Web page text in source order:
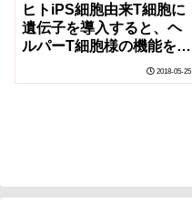
ヒトiPS細胞由来T細胞に
遺伝子を導入すると、ヘ
ルパーT細胞様の機能を獲
2018-05-25